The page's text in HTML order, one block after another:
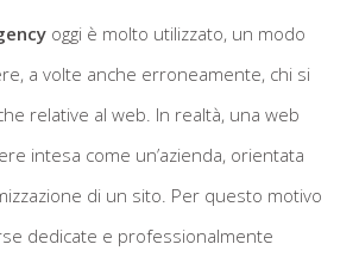
oggi è molto utilizzato, un modo
a volte anche erroneamente, chi si
relative al web. In realtà, una web
intesa come un’azienda, orientata
di un sito. Per questo motivo
dedicate e professionalmente